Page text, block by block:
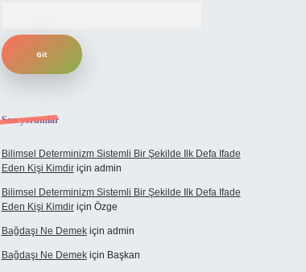
Son yorumlar
Bilimsel Determinizm Sistemli Bir Şekilde Ilk Defa Ifade
Eden Kişi Kimdiriçin admin
Bilimsel Determinizm Sistemli Bir Şekilde Ilk Defa Ifade
Eden Kişi Kimdiriçin Özge
Bağdaşı Ne Demekiçin admin
Bağdaşı Ne Demekiçin Başkan